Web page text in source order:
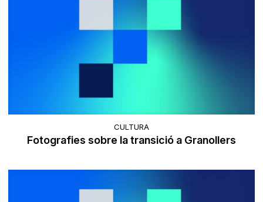
CULTURA
Fotografies sobre la transició a Granollers